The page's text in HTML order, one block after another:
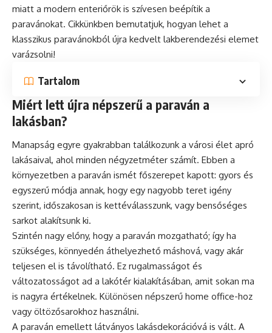
miatt a modern enteriőrök is szívesen beépítik a
paravánokat. Cikkünkben bemutatjuk, hogyan lehet a
klasszikus paravánokból újra kedvelt lakberendezési elemet
varázsolni!
Tartalom
Miért lett újra népszerű a paraván a
lakásban?
Manapság egyre gyakrabban találkozunk a városi élet apró
lakásaival, ahol minden négyzetméter számít. Ebben a
környezetben a paraván ismét főszerepet kapott: gyors és
egyszerű módja annak, hogy egy nagyobb teret igény
szerint, időszakosan is kettéválasszunk, vagy bensőséges
sarkot alakítsunk ki.
Szintén nagy előny, hogy a paraván mozgatható; így ha
szükséges, könnyedén áthelyezhető máshová, vagy akár
teljesen el is távolítható. Ez rugalmasságot és
változatosságot ad a lakótér kialakításában, amit sokan ma
is nagyra értékelnek. Különösen népszerű home office-hoz
vagy öltözősarokhoz használni.
A paraván emellett látványos lakásdekorációvá is vált. A